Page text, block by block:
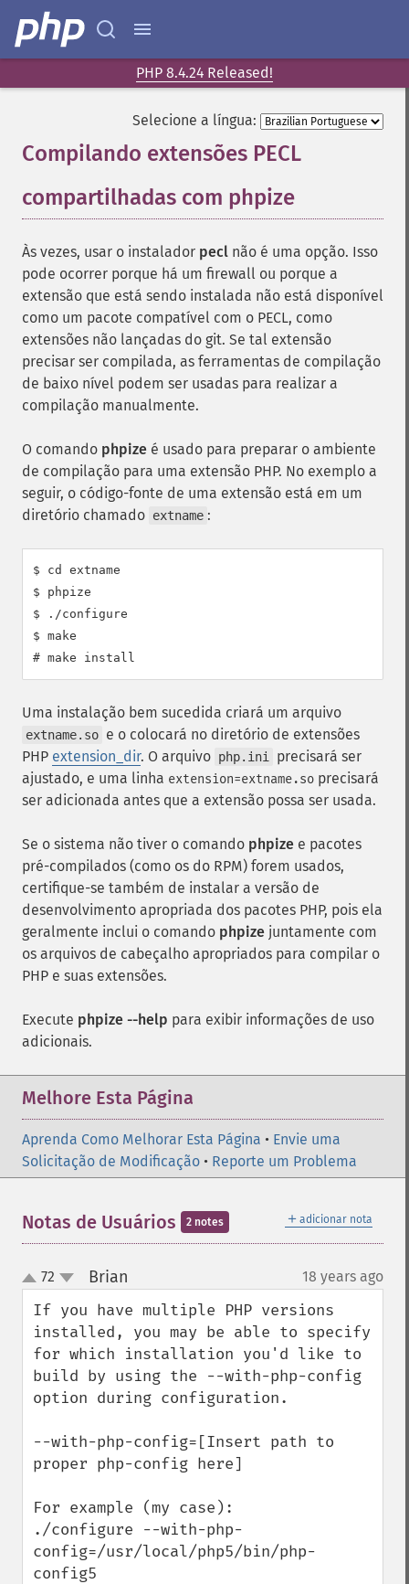
PHP 8.4.24 Released!
Selecione a língua:
Compilando extensões PECL
compartilhadas com phpize
Às vezes, usar o instalador pecl não é uma opção. Isso
pode ocorrer porque há um firewall ou porque a
extensão que está sendo instalada não está disponível
como um pacote compatível com o PECL, como
extensões não lançadas do git. Se tal extensão
precisar ser compilada, as ferramentas de compilação
de baixo nível podem ser usadas para realizar a
compilação manualmente.
O comando phpize é usado para preparar o ambiente
de compilação para uma extensão PHP. No exemplo a
seguir, o código-fonte de uma extensão está em um
diretório chamado extname :
$ cd extname
$ phpize
$ ./configure
$ make
Uma instalação bem sucedida criará um arquivo
extname.so e o colocará no diretório de extensões
PHP extension_dir. O arquivo php.ini
precisará ser
ajustado, e uma linha extension=extname.so precisará
ser adicionada antes que a extensão possa ser usada.
Se o sistema não tiver o comando phpize e pacotes
pré-compilados (como os do RPM) forem usados,
certifique-se também de instalar a versão de
desenvolvimento apropriada dos pacotes PHP, pois ela
geralmente inclui o comando phpize juntamente com
os arquivos de cabeçalho apropriados para compilar o
PHP e suas extensões.
Execute phpize --help para exibir informações de uso
adicionais.
Melhore Esta Página
Aprenda Como Melhorar Esta Página • Envie uma
Solicitação de Modificação • Reporte um Problema
＋ adicionar nota
Notas de Usuários 2 notes
up
down
72 Brian 18 years ago
If you have multiple PHP versions
installed, you may be able to specify
for which installation you'd like to
build by using the --with-php-config
option during configuration.
--with-php-config=[Insert path to
proper php-config here]
For example (my case):
./configure --with-php-
config=/usr/local/php5/bin/php-
config5